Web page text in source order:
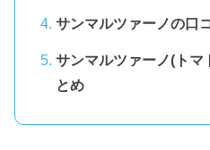
サンマルツァーノの口
サンマルツァーノ(トマ
とめ